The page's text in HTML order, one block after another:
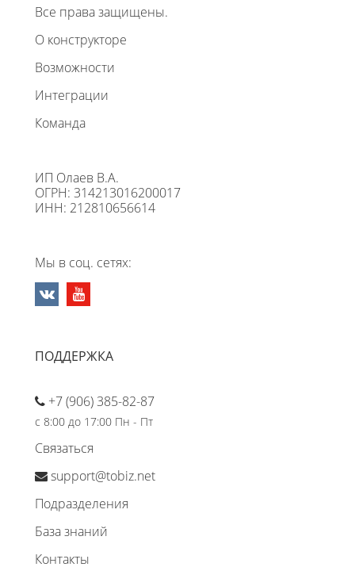
Все права защищены.
О конструкторе
Возможности
Интеграции
Команда
ИП Олаев В.А.
ОГРН: 314213016200017
ИНН: 212810656614
Мы в соц. сетях:
ПОДДЕРЖКА
+7 (906) 385-82-87
с 8:00 до 17:00 Пн - Пт
Связаться
support@tobiz.net
Подразделения
База знаний
Контакты